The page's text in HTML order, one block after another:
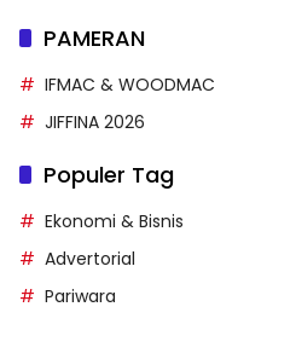
PAMERAN
IFMAC & WOODMAC
JIFFINA 2026
Populer Tag
Ekonomi & Bisnis
Advertorial
Pariwara